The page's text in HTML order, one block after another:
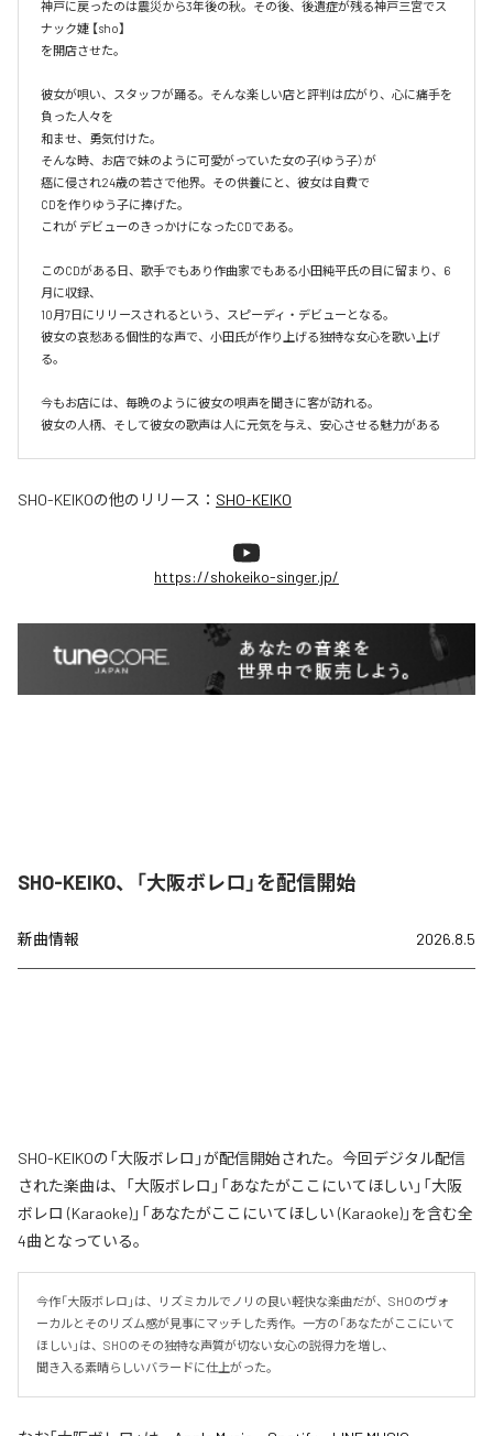
神戸に戻ったのは震災から3年後の秋。その後、後遺症が残る神戸三宮でス
ナック婕 【sho】
を開店させた。
彼女が唄い、スタッフが踊る。そんな楽しい店と評判は広がり、心に痛手を
負った人々を
和ませ、勇気付けた。
そんな時、お店で妹のように可愛がっていた女の子(ゆう子）が
癌に侵され24歳の若さで他界。その供養にと、彼女は自費で
CDを作りゆう子に捧げた。
これが デビューのきっかけになったCDである。
このCDがある日、歌手でもあり作曲家でもある小田純平氏の目に留まり、6
月に収録、
10月7日にリリースされるという、スピーディ・デビューとなる。
彼女の哀愁ある個性的な声で、小田氏が作り上げる独特な女心を歌い上げ
る。
今もお店には、毎晩のように彼女の唄声を聞きに客が訪れる。
彼女の人柄、そして彼女の歌声は人に元気を与え、安心させる魅力がある
SHO-KEIKOの他のリリース： SHO-KEIKO
https://shokeiko-singer.jp/
SHO-KEIKO、「大阪ボレロ」を配信開始
新曲情報 2026.8.5
SHO-KEIKOの「大阪ボレロ」が配信開始された。今回デジタル配信
された楽曲は、「大阪ボレロ」「あなたがここにいてほしい」「大阪
ボレロ (Karaoke)」「あなたがここにいてほしい (Karaoke)」を含む全
4曲となっている。
今作「大阪ボレロ」は、リズミカルでノリの良い軽快な楽曲だが、SHOのヴォ
ーカルとそのリズム感が見事にマッチした秀作。一方の「あなたがここにいて
ほしい」は、SHOのその独特な声質が切ない女心の説得力を増し、
聞き入る素晴らしいバラードに仕上がった。